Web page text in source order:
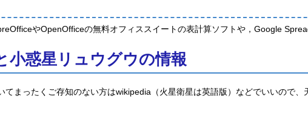
やOpenOfficeの無料オフィススイートの表計算ソフトや，Google
小惑星リュウグウの情報
てまったくご存知のない方はwikipedia（火星衛星は英語版）などでいいので